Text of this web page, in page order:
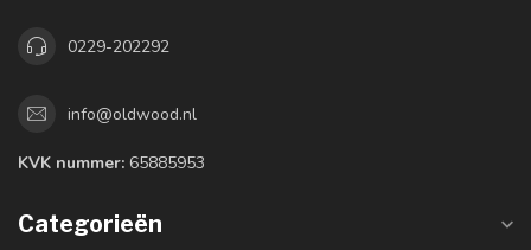
0229-202292
info@oldwood.nl
KVK nummer: 65885953
Categorieën